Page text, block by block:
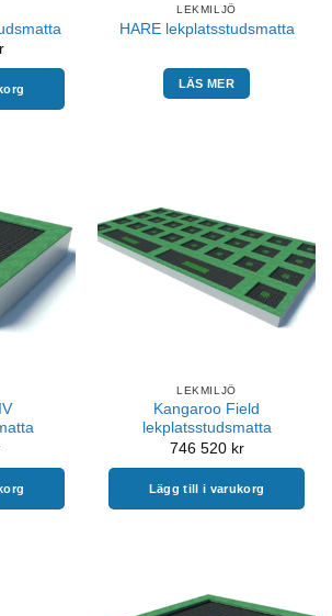
LEKMILJÖ
HARE lekplatsstudsmatta
LÄS MER
LEKMILJÖ
Kangaroo Field
lekplatsstudsmatta
746 520 kr
Lägg till i varukorg